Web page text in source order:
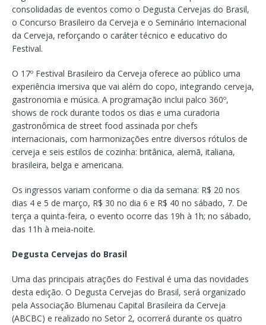
consolidadas de eventos como o Degusta Cervejas do Brasil,
o Concurso Brasileiro da Cerveja e o Seminário Internacional
da Cerveja, reforçando o caráter técnico e educativo do
Festival.
O 17º Festival Brasileiro da Cerveja oferece ao público uma
experiência imersiva que vai além do copo, integrando cerveja,
gastronomia e música. A programação inclui palco 360º,
shows de rock durante todos os dias e uma curadoria
gastronômica de street food assinada por chefs
internacionais, com harmonizações entre diversos rótulos de
cerveja e seis estilos de cozinha: britânica, alemã, italiana,
brasileira, belga e americana.
Os ingressos variam conforme o dia da semana: R$ 20 nos
dias 4 e 5 de março, R$ 30 no dia 6 e R$ 40 no sábado, 7. De
terça a quinta-feira, o evento ocorre das 19h à 1h; no sábado,
das 11h à meia-noite.
Degusta Cervejas do Brasil
Uma das principais atrações do Festival é uma das novidades
desta edição. O Degusta Cervejas do Brasil, será organizado
pela Associação Blumenau Capital Brasileira da Cerveja
(ABCBC) e realizado no Setor 2, ocorrerá durante os quatro